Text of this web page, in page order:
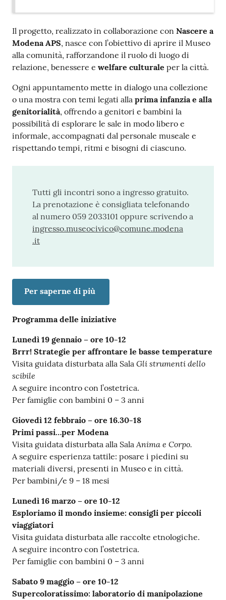
Il progetto, realizzato in collaborazione con Nascere a
Modena APS, nasce con l’obiettivo di aprire il Museo
alla comunità, rafforzandone il ruolo di luogo di
relazione, benessere e welfare culturale per la città.
Ogni appuntamento mette in dialogo una collezione
o una mostra con temi legati alla prima infanzia e alla
genitorialità, offrendo a genitori e bambini la
possibilità di esplorare le sale in modo libero e
informale, accompagnati dal personale museale e
rispettando tempi, ritmi e bisogni di ciascuno.
Tutti gli incontri sono a ingresso gratuito.
La prenotazione è consigliata telefonando
al numero 059 2033101 oppure scrivendo a
ingresso.museocivico@comune.modena
.it
Per saperne di più
Programma delle iniziative
Lunedì 19 gennaio – ore 10-12
Brrr! Strategie per affrontare le basse temperature
Visita guidata disturbata alla Sala Gli strumenti dello
scibile
A seguire incontro con l’ostetrica.
Per famiglie con bambini 0 – 3 anni
Giovedì 12 febbraio – ore 16.30-18
Primi passi…per Modena
Visita guidata disturbata alla SalaAnima e Corpo.
A seguire esperienza tattile: posare i piedini su
materiali diversi, presenti in Museo e in città.
Per bambini/e 9 – 18 mesi
Lunedì 16 marzo – ore 10-12
Esploriamo il mondo insieme: consigli per piccoli
viaggiatori
Visita guidata disturbata alle raccolte etnologiche.
A seguire incontro con l’ostetrica.
Per famiglie con bambini 0 – 3 anni
Sabato 9 maggio – ore 10-12
Supercoloratissimo: laboratorio di manipolazione